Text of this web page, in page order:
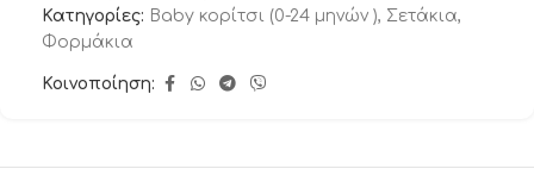
Κατηγορίες: Baby κορίτσι (0-24 μηνών ), Σετάκια,
Φορμάκια
Κοινοποίηση: